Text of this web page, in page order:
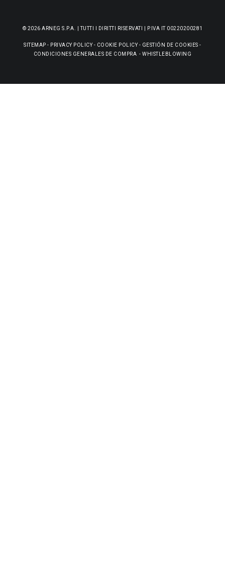
© 2026 ARNEG S.P.A. | TUTTI I DIRITTI RISERVATI | P.IVA IT 00220200281
SITEMAP - PRIVACY POLICY- COOKIE POLICY- GESTIÓN DE COOKIES -
CONDICIONES GENERALES DE COMPRA -WHISTLEBLOWING